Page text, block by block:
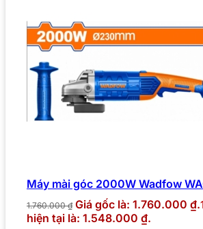
Máy mài góc 2000W Wadfow
1.760.000₫ Giá gốc là: 1.760.000 ₫.
hiện tại là: 1.548.000 ₫.